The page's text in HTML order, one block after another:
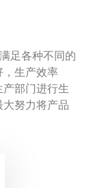
足各种不同的
生产效率
部门进行生
努力将产品